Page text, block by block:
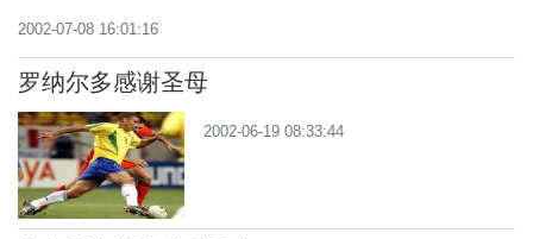
2002-07-08 16:01:16
罗纳尔多感谢圣母
2002-06-19 08:33:44